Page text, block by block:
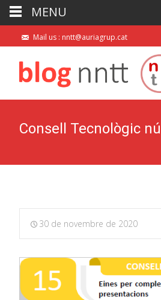
Mail us : nntt@auriagrup.cat
Consell Tecnològic
30 de novembre de 2020
MENU